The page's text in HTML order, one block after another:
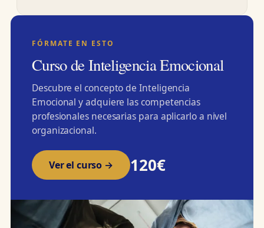
FÓRMATE EN ESTO
Curso de Inteligencia Emocional
Descubre el concepto de Inteligencia
Emocional y adquiere las competencias
profesionales necesarias para aplicarlo a nivel
organizacional.
Ver el curso → 120€